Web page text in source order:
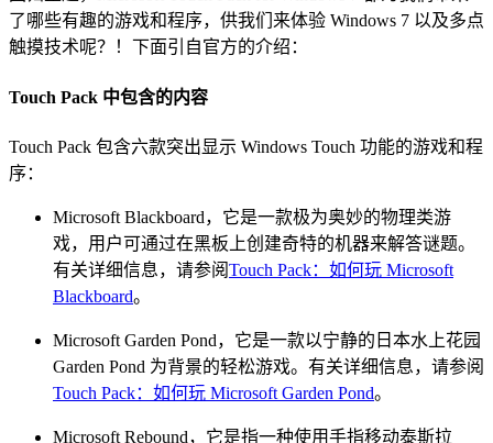
了哪些有趣的游戏和程序，供我们来体验 Windows 7 以及多点
触摸技术呢？！下面引自官方的介绍：
Touch Pack 中包含的内容
Touch Pack 包含六款突出显示 Windows Touch 功能的游戏和程
序：
Microsoft Blackboard，它是一款极为奥妙的物理类游
戏，用户可通过在黑板上创建奇特的机器来解答谜题。
有关详细信息，请参阅Touch Pack：如何玩 Microsoft
Blackboard。
Microsoft Garden Pond，它是一款以宁静的日本水上花园
Garden Pond 为背景的轻松游戏。有关详细信息，请参阅
Touch Pack：如何玩 Microsoft Garden Pond。
Microsoft Rebound，它是指一种使用手指移动泰斯拉